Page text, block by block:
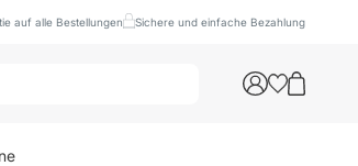
auf alle Bestellungen Sichere und einfache Bezahlung